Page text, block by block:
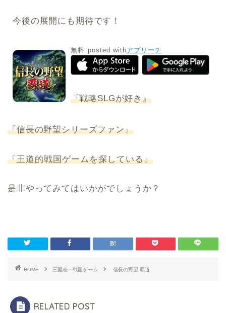
今後の展開にも期待です！
無料 posted withアプリーチ
『戦略SLGが好き』
『信長の野望シリーズファン』
『王道的戦国ゲームを探している』
是非やってみてはいかがでしょうか？
HOME 三国志・戦国ゲーム 信長の野望 覇道
RELATED POST